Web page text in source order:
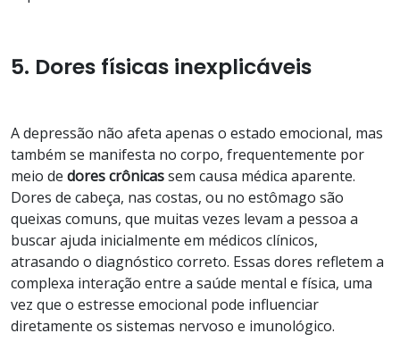
5. Dores físicas inexplicáveis
A depressão não afeta apenas o estado emocional, mas
também se manifesta no corpo, frequentemente por
meio de dorescrônicassem causa médica aparente.
Dores de cabeça, nas costas, ou no estômago são
queixas comuns, que muitas vezes levam a pessoa a
buscar ajuda inicialmente em médicos clínicos,
atrasando o diagnóstico correto. Essas dores refletem a
complexa interação entre a saúde mental e física, uma
vez que o estresse emocional pode influenciar
diretamente os sistemas nervoso e imunológico.